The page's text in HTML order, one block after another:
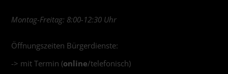
Montag-Freitag: 8:00-12:30 Uhr
Öffnungszeiten Bürgerdienste:
-> mit Termin (online/telefonisch)